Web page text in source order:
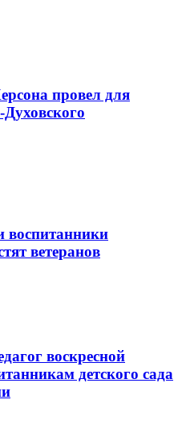
провел для
воспитанники
ветеранов
воскресной
детского сада